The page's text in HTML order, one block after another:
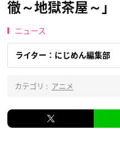
徹～地獄茶屋～」
ニュース
ライター：にじめん編集部
カテゴリ : アニメ